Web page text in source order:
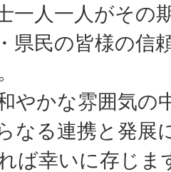
一人一人がその
県民の皆様の信
やかな雰囲気の
なる連携と発展
ば幸いに存じ